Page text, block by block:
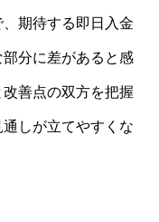
期待する即日入金
分に差があると感
善点の双方を把握
しが立てやすくな